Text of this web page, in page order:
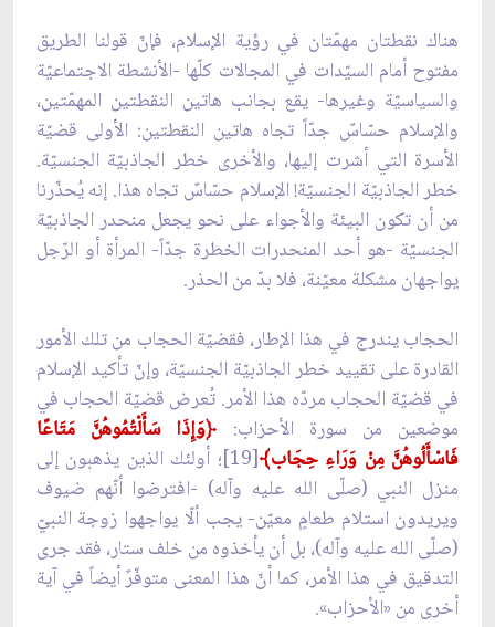
هناك نقطتان مهمّتان في رؤية الإسلام، فإنّ قولنا الطريق
مفتوح أمام السيّدات في المجالات كلّها -الأنشطة الاجتماعيّة
والسياسيّة وغيرها- يقع بجانب هاتين النقطتين المهمّتين،
والإسلام حسّاسٌ جدّاً تجاه هاتين النقطتين: الأولى قضيّة
الأسرة التي أشرت إليها، والأخرى خطر الجاذبيّة الجنسيّة.
خطر الجاذبيّة الجنسيّة! الإسلام حسّاسٌ تجاه هذا. إنه يُحذّرنا
من أن تكون البيئة والأجواء على نحو يجعل منحدر الجاذبيّة
الجنسيّة -هو أحد المنحدرات الخطرة جدّاً- المرأة أو الرّجل
يواجهان مشكلة معيّنة، فلا بدّ من الحذر.
الحجاب يندرج في هذا الإطار، فقضيّة الحجاب من تلك الأمور
القادرة على تقييد خطر الجاذبيّة الجنسيّة، وإنّ تأكيد الإسلام
في قضيّة الحجاب مردّه هذا الأمر. تُعرض قضيّة الحجاب في
موضعين من سورة الأحزاب: ﴿وَإِذَا سَأَلْتُمُوهُنَّ مَتَاعًا
فَاسْأَلُوهُنَّ مِنْ وَرَاءِ حِجَاب﴾
[19]؛ أولئك الذين يذهبون إلى
منزل النبي (صلّى الله عليه وآله) -افترضوا أنّهم ضيوف
ويريدون استلام طعامٍ معيّن- يجب ألّا يواجهوا زوجة النبيّ
(صلّى الله عليه وآله)، بل أن يأخذوه من خلف ستار، فقد جرى
التدقيق في هذا الأمر، كما أنّ هذا المعنى متوفّرٌ أيضاً في آية
أخرى من «الأحزاب».